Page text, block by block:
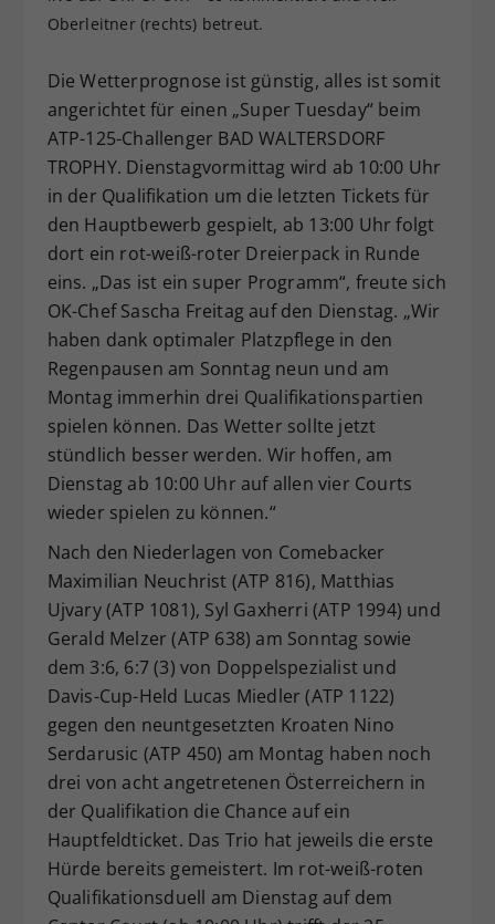
Oberleitner (rechts) betreut.
Die Wetterprognose ist günstig, alles ist somit
angerichtet für einen „Super Tuesday“ beim
ATP-125-Challenger BAD WALTERSDORF
TROPHY. Dienstagvormittag wird ab 10:00 Uhr
in der Qualifikation um die letzten Tickets für
den Hauptbewerb gespielt, ab 13:00 Uhr folgt
dort ein rot-weiß-roter Dreierpack in Runde
eins. „Das ist ein super Programm“, freute sich
OK-Chef Sascha Freitag auf den Dienstag. „Wir
haben dank optimaler Platzpflege in den
Regenpausen am Sonntag neun und am
Montag immerhin drei Qualifikationspartien
spielen können. Das Wetter sollte jetzt
stündlich besser werden. Wir hoffen, am
Dienstag ab 10:00 Uhr auf allen vier Courts
wieder spielen zu können.“
Nach den Niederlagen von Comebacker
Maximilian Neuchrist (ATP 816), Matthias
Ujvary (ATP 1081), Syl Gaxherri (ATP 1994) und
Gerald Melzer (ATP 638) am Sonntag sowie
dem 3:6, 6:7 (3) von Doppelspezialist und
Davis-Cup-Held Lucas Miedler (ATP 1122)
gegen den neuntgesetzten Kroaten Nino
Serdarusic (ATP 450) am Montag haben noch
drei von acht angetretenen Österreichern in
der Qualifikation die Chance auf ein
Hauptfeldticket. Das Trio hat jeweils die erste
Hürde bereits gemeistert. Im rot-weiß-roten
Qualifikationsduell am Dienstag auf dem
Dieser Wert speichert Ihre Consent-
zufällig generierte ID, für die
historische Speicherung Ihrer
vorgenommen Einstellungen, falls der
Webseiten-Betreiber dies eingestellt
hat.